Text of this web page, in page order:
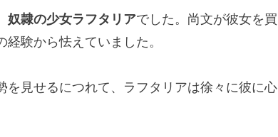
奴隷の少女ラフタリアでした。尚文が彼女を買
験から怯えていました。
を見せるにつれて、ラフタリアは徐々に彼に心